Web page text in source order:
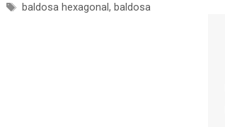
Etiquetas
baldosa hexagonal, baldosa